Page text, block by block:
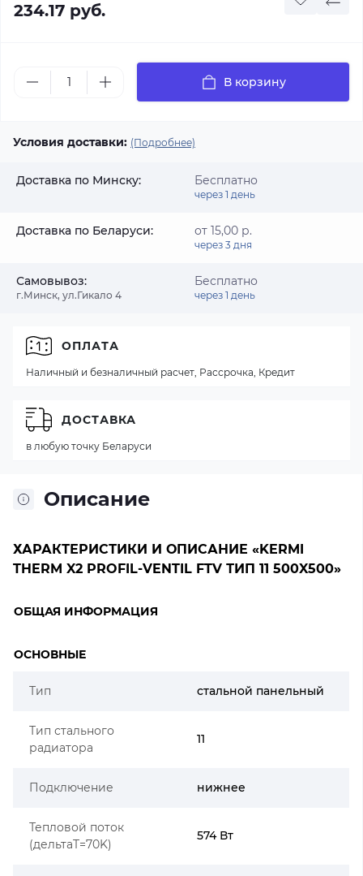
234.17 руб.
В корзину
Условия доставки: (Подробнее)
Доставка по Минску: Бесплатно
через 1 день
Доставка по Беларуси: от 15,00 р.
через 3 дня
Самовывоз:
г.Минск, ул.Гикало 4
Бесплатно
через 1 день
Описание
ХАРАКТЕРИСТИКИ И ОПИСАНИЕ «KERMI
THERM X2 PROFIL-VENTIL FTV ТИП 11 500X500»
ОБЩАЯ ИНФОРМАЦИЯ
ОСНОВНЫЕ
Тип стальной панельный
Тип стального
радиатора
11
Подключение нижнее
Тепловой поток
(дельтаT=70K)
574 Вт
ОПЛАТА
Наличный и безналичный расчет, Рассрочка, Кредит
ДОСТАВКА
в любую точку Беларуси